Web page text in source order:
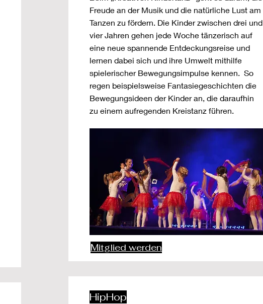
Freude an der Musik und die natürliche Lust am
Tanzen zu fördern. Die Kinder zwischen drei und
vier Jahren gehen jede Woche tänzerisch auf
eine neue spannende Entdeckungsreise und
lernen dabei sich und ihre Umwelt mithilfe
spielerischer Bewegungsimpulse kennen. So
regen beispielsweise Fantasiegeschichten die
Bewegungsideen der Kinder an, die daraufhin
zu einem aufregenden Kreistanz führen.
Mitglied werden
HipHop